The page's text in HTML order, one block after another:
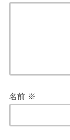
名前 ※